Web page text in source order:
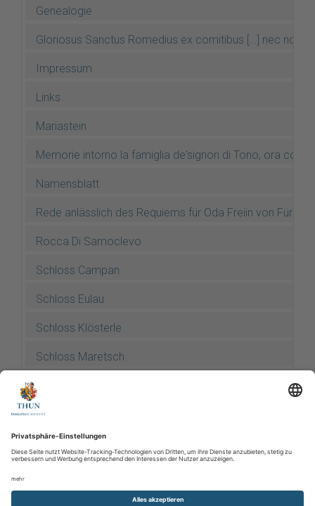
Genealogie
Gloriosus Sanctus Romedius ex comitibus […] nec non
Impressum
Links
Mariastein
Memorie intorno la famiglia de'signori di Tono, ora conti
Namensblatt
Rede anlässlich des Requiems für Oda Freiin von
Rocca Di Samoclevo
Schloss Campan
Schloss Eulau
Schloss Klösterle
Schloss Maretsch
Schloss Summersberg
Schloss Tetschen
Stein am Ritten
Verschiedene ältere Stammbäume